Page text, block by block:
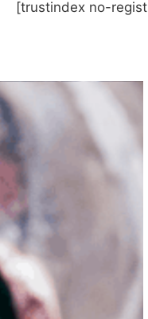
[trustindex no-